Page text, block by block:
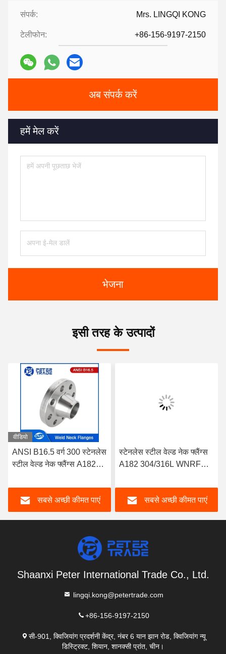
संपर्क: Mrs. LINGQI KONG
टेलीफोन: +86-156-9197-2150
अब संपर्क करें
हमें मेल करें
भेजना
इसी तरह के उत्पादों
वीडियो
ANSI B16.5 वर्ग 300 स्टेनलेस
स्टील वेल्ड नेक फ्लैंग्स A182
और सपाट चेहरा
सबसे अच्छी कीमत पाएं
स्टेनलेस स्टील वेल्ड नेक फ्लैंग्स
A182 304/316L WNRF
ANSI B16.5 वर्ग 150
सबसे अच्छी कीमत पाएं
Shaanxi Peter International Trade Co., Ltd.
lingqi.kong@petertrade.com
+86-156-9197-2150
सी-901, क्विजियांग प्रदर्शनी केंद्र, नंबर 6 यान झान रोड, क्विजियांग न्यू
डिस्ट्रिक्ट, शियान, शानक्सी प्रांत, चीन।